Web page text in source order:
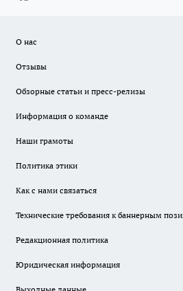
О нас
Отзывы
Обзорные статьи и пресс-релизы
Информация о команде
Наши грамоты
Политика этики
Как с нами связаться
Технические требования к баннерным
Редакционная политика
Юридическая информация